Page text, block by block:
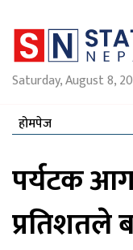
Saturday, August 8,
होमपेज
पर्यटक
प्रतिशतले